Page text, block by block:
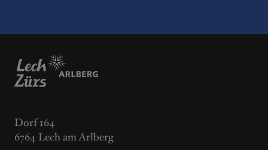
Dorf 164
6764 Lech am Arlberg